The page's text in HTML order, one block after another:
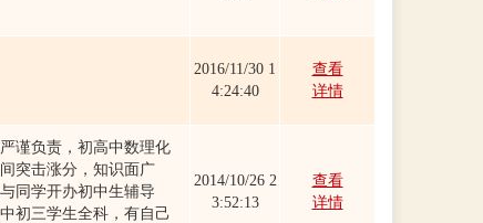
2016/11/30 1
4:24:40
查看
详情
谨负责，初高中数理化
突击涨分，知识面广
同学开办初中生辅导
初三学生全科，有自己
2014/10/26 2
3:52:13
查看
详情